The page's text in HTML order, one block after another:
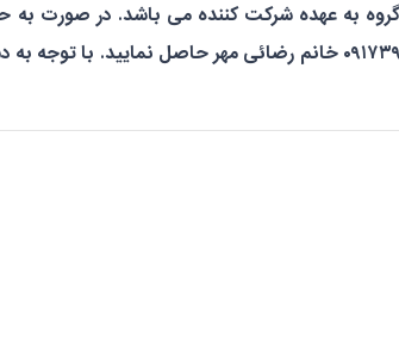
به عهده شرکت کننده می باشد. در صورت به
دارد. در صورت هر گونه سوال ساعت ۸ الی ۱۴ با شماره تماس ۰۹۱۷۳۹۳۲۷۶۲